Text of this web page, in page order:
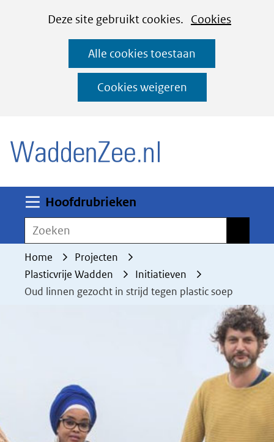
CookiesDeze site gebruikt cookies. Cookies
deze
worden
toegestaan
geweigerd.
Alle cookies toestaan
Cookies weigeren
Ga
naar
de
inhoud
Hoofdrubrieken
Zoeken
Home
Projecten
Plasticvrije Wadden
Initiatieven
Oud linnen gezocht in strijd tegen plastic soep